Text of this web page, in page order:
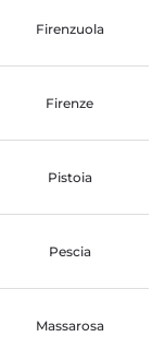
Firenzuola
Firenze
Pistoia
Pescia
Massarosa